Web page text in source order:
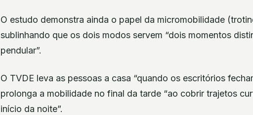
O estudo demonstra ainda o papel da micromobilidade
sublinhando que os dois modos servem “dois momentos
pendular”.
O TVDE leva as pessoas a casa “quando os escritórios
prolonga a mobilidade no final da tarde “ao cobrir trajetos
início da noite”.